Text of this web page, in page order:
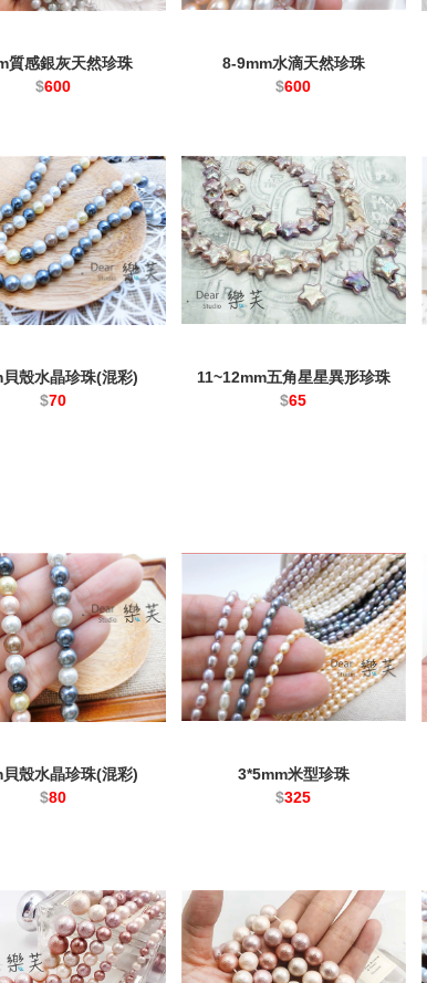
質感銀灰天然珍珠
$600
8-9mm水滴天然珍珠
$600
殼水晶珍珠(混彩)
$70
11~12mm五角星星異形珍珠
$65
殼水晶珍珠(混彩)
$80
3*5mm米型珍珠
$325